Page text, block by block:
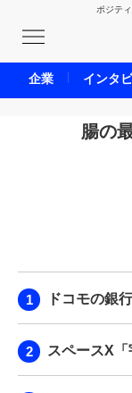
ポジテ
腸の
ドコモの銀
スペースX
企業 インタ